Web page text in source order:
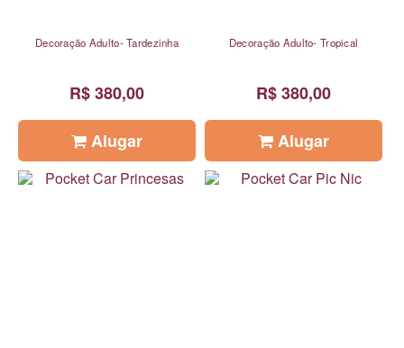
Decoração Adulto- Tardezinha
R$ 380,00
Alugar
Decoração Adulto- Tropical
R$ 380,00
Alugar